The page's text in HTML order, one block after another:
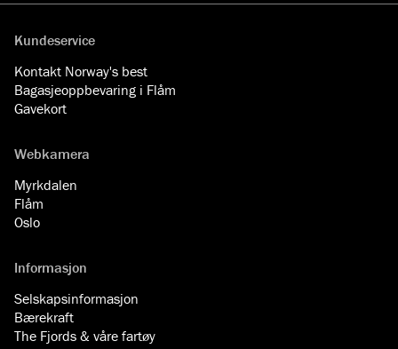
Kundeservice
Kontakt Norway's best
Bagasjeoppbevaring i Flåm
Gavekort
Webkamera
Myrkdalen
Flåm
Oslo
Informasjon
Selskapsinformasjon
Bærekraft
The Fjords & våre fartøy